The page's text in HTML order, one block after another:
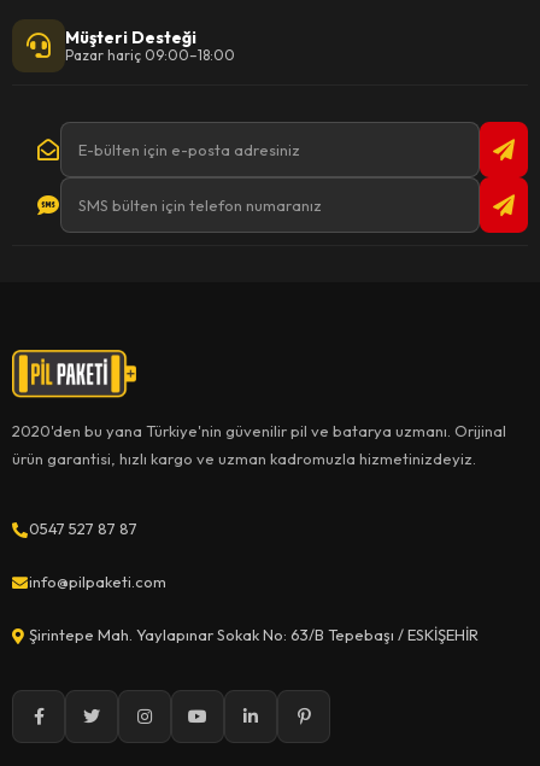
Müşteri Desteği
Pazar hariç 09:00–18:00
2020'den bu yana Türkiye'nin güvenilir pil ve batarya uzmanı. Orijinal
ürün garantisi, hızlı kargo ve uzman kadromuzla hizmetinizdeyiz.
0547 527 87 87
info@pilpaketi.com
Şirintepe Mah. Yaylapınar Sokak No: 63/B Tepebaşı / ESKİŞEHİR